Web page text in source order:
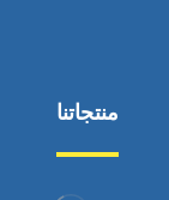
منتجاتنا